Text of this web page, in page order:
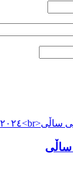
ساڵی